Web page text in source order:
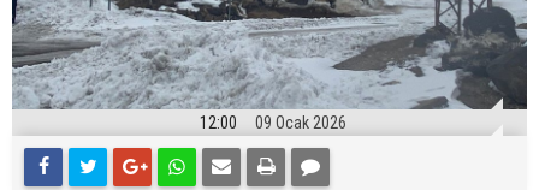
12:00 09 Ocak 2026